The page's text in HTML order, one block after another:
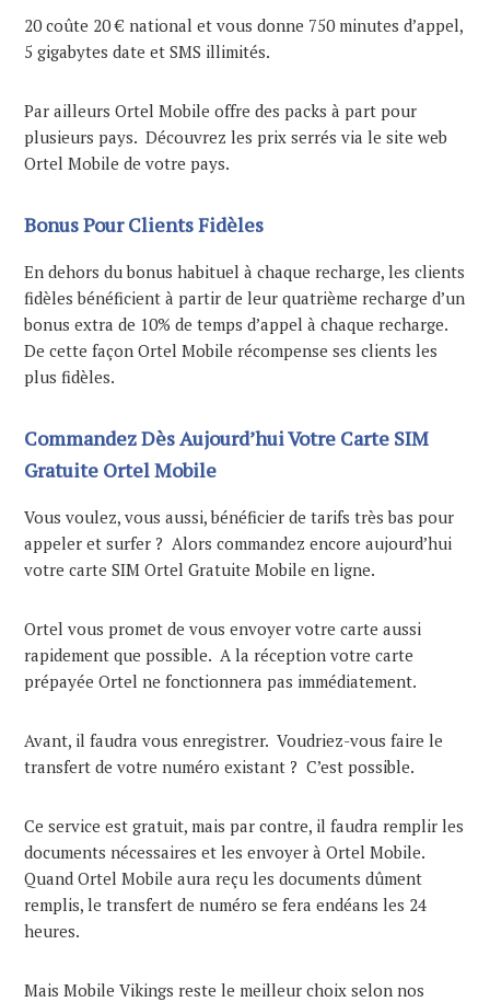
20 coûte 20 € national et vous donne 750 minutes d’appel,
5 gigabytes date et SMS illimités.
Par ailleurs Ortel Mobile offre des packs à part pour
plusieurs pays. Découvrez les prix serrés via le site web
Ortel Mobile de votre pays.
Bonus Pour Clients Fidèles
En dehors du bonus habituel à chaque recharge, les clients
fidèles bénéficient à partir de leur quatrième recharge d’un
bonus extra de 10% de temps d’appel à chaque recharge.
De cette façon Ortel Mobile récompense ses clients les
plus fidèles.
Commandez Dès Aujourd’hui Votre Carte SIM
Gratuite Ortel Mobile
Vous voulez, vous aussi, bénéficier de tarifs très bas pour
appeler et surfer ? Alors commandez encore aujourd’hui
votre carte SIM Ortel Gratuite Mobile en ligne.
Ortel vous promet de vous envoyer votre carte aussi
rapidement que possible. A la réception votre carte
prépayée Ortel ne fonctionnera pas immédiatement.
Avant, il faudra vous enregistrer. Voudriez-vous faire le
transfert de votre numéro existant ? C’est possible.
Ce service est gratuit, mais par contre, il faudra remplir les
documents nécessaires et les envoyer à Ortel Mobile.
Quand Ortel Mobile aura reçu les documents dûment
remplis, le transfert de numéro se fera endéans les 24
heures.
Mais Mobile Vikings reste le meilleur choix selon nos